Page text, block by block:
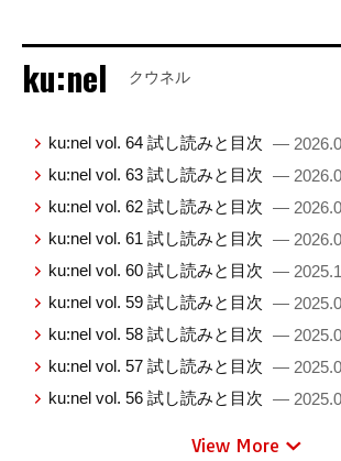
ku:nel クウネル
ku:nel vol. 64 試し読みと目次 —
ku:nel vol. 63 試し読みと目次 —
ku:nel vol. 62 試し読みと目次 —
ku:nel vol. 61 試し読みと目次 —
ku:nel vol. 60 試し読みと目次 —
ku:nel vol. 59 試し読みと目次 —
ku:nel vol. 58 試し読みと目次 —
ku:nel vol. 57 試し読みと目次 —
ku:nel vol. 56 試し読みと目次 —
View More